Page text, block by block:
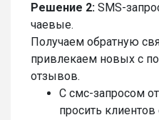
Решение 2: SMS-
чаевые.
Получаем обратную
привлекаем новых с
отзывов.
С смс-запросом
просить